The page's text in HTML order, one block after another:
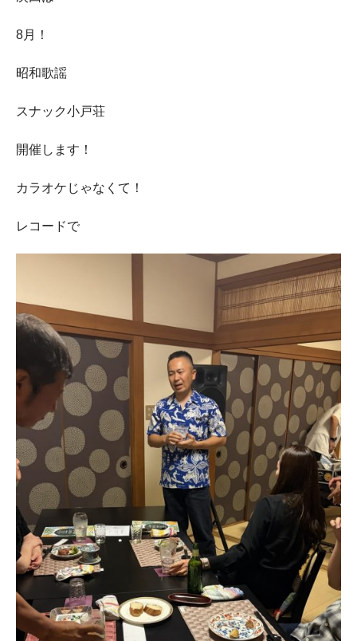
8月！
昭和歌謡
スナック小戸荘
開催します！
カラオケじゃなくて！
レコードで